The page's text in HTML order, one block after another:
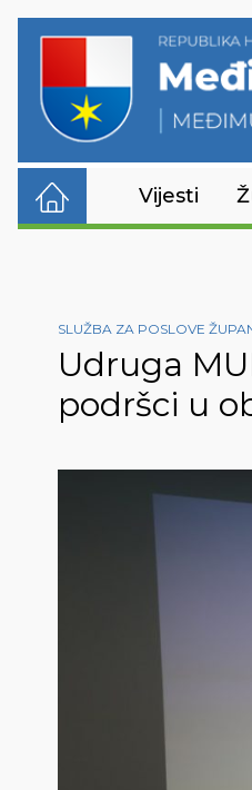
Vijesti
SLUŽBA ZA POSLOVE
Udruga
podršci u